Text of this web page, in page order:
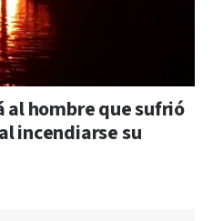
al hombre que sufrió
incendiarse su